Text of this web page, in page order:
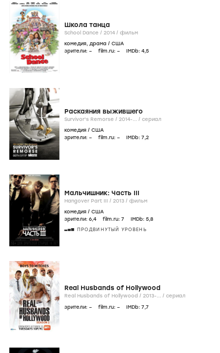
Школа танца
School Dance / 2014 / фильм
комедия, драма / США
зрители: – film.ru: – IMDb: 4,5
Раскаяния выжившего
Survivor's Remorse / 2014-... / сериал
комедия / США
зрители: – film.ru: – IMDb: 7,2
Мальчишник: Часть III
Hangover Part III / 2013 / фильм
комедия / США
зрители: 6,4 film.ru: 7 IMDb: 5,8
ПРОДВИНУТЫЙ УРОВЕНЬ
Real Husbands of Hollywood
Real Husbands of Hollywood / 2013-... / сериал
зрители: – film.ru: – IMDb: 7,7